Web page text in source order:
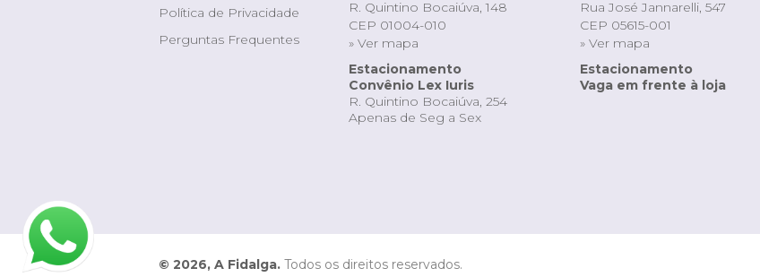
Política de Privacidade
Perguntas Frequentes
R. Quintino Bocaiúva, 148
CEP 01004-010
» Ver mapa
Estacionamento
Convênio Lex Iuris
R. Quintino Bocaiúva, 254
Apenas de Seg a Sex
Rua José Jannarelli, 547
CEP 05615-001
» Ver mapa
Estacionamento
Vaga em frente à loja
© 2026, A Fidalga. Todos os direitos reservados.